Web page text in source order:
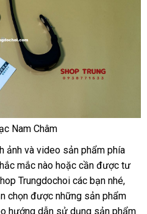
Nam Châm
ảnh nhập
hàng
và video sản phẩm phía
mắc nào online
hoặc cần ở
đâu
được tư
Trungdochoi đại
lý
các bạn danh
sách
nhétheo
yêu
cầu
,
chọn nhập
hàng
được đã
qua
những sản phẩm
hướng dẫn sử dụng sản phẩm